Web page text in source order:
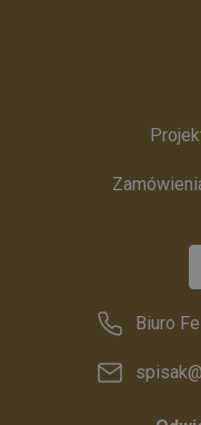
Biuro